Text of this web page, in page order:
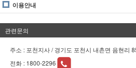
이용안내
관련문의
주소 : 포천지사 / 경기도 포천시 내촌면 음현리
전화 : 1800-2296